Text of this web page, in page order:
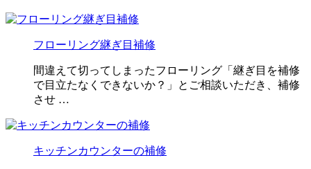
フローリング継ぎ目補修
間違えて切ってしまったフローリング「継ぎ目を補修
で目立たなくできないか？」とご相談いただき、補修
させ …
キッチンカウンターの補修